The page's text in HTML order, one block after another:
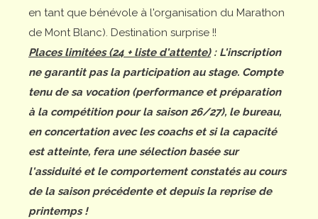
en tant que bénévole à l'organisation du Marathon
de Mont Blanc). Destination surprise !!
Places limitées (24 + liste d'attente): L'inscription
ne garantit pas la participation au stage. Compte
tenu de sa vocation (performance et préparation
à la compétition pour la saison 26/27), le bureau,
en concertation avec les coachs et si la capacité
est atteinte, fera une sélection basée sur
l'assiduité et le comportement constatés au cours
de la saison précédente et depuis la reprise de
printemps !